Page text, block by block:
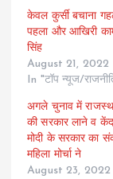
केवल कुर्सी बचाना
पहला और आ​खिरी
सिंह
August 21, 2022
In "टॉप न्यूज/
अगले चुनाव में
की सरकार लाने व
मोदी के सरकार का
महिला मोर्चा ने
August 23, 2022